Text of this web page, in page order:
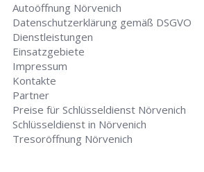
Autoöffnung Nörvenich
Datenschutzerklärung gemäß DSGVO
Dienstleistungen
Einsatzgebiete
Impressum
Kontakte
Partner
Preise für Schlüsseldienst Nörvenich
Schlüsseldienst in Nörvenich
Tresoröffnung Nörvenich